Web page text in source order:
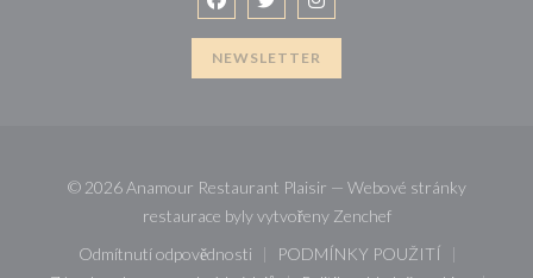
Facebook ((otevře se v novém okně))
Twitter ((otevře se v novém
Instagram ((otevře se v
NEWSLETTER
© 2026 Anamour Restaurant Plaisir — Webové stránky
restaurace byly vytvořeny Zenchef((otevře se v novém
Odmítnutí odpovědnosti
((otevře se v novém okně))
PODMÍNKY POUŽITÍ
((otevře se v novém